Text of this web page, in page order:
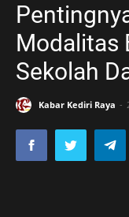
Modalitas
Sekolah
Kabar Kediri Raya